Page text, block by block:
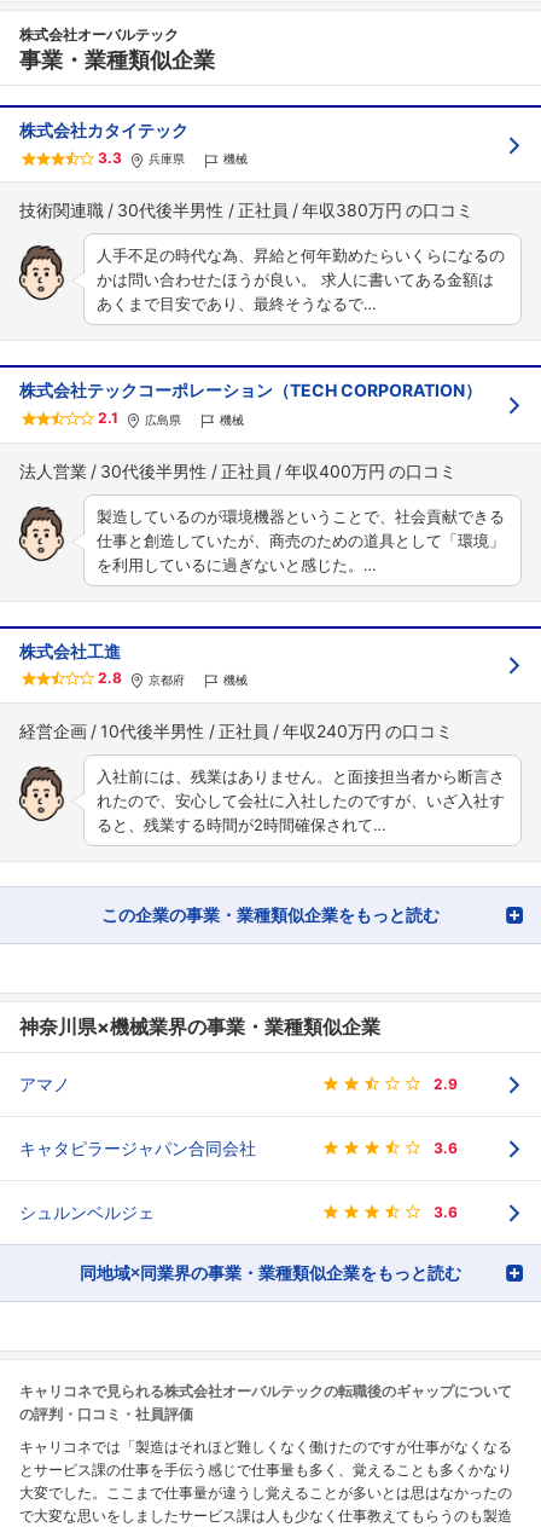
株式会社オーバルテック
事業・業種類似企業
株式会社カタイテック
3.3 兵庫県 機械
技術関連職 30代後半男性 正社員 年収380万円
人手不足の時代な為、昇給と何年勤めたらいくらになるの
かは問い合わせたほうが良い。 求人に書いてある金額は
あくまで目安であり、最終そうなるで…
株式会社テックコーポレーション（TECH CORPORATION）
2.1 広島県 機械
法人営業 30代後半男性 正社員 年収400万円
製造しているのが環境機器ということで、社会貢献できる
仕事と創造していたが、商売のための道具として「環境」
を利用しているに過ぎないと感じた。…
株式会社工進
2.8 京都府 機械
経営企画 10代後半男性 正社員 年収240万円
入社前には、残業はありません。と面接担当者から断言さ
れたので、安心して会社に入社したのですが、いざ入社す
ると、残業する時間が2時間確保されて…
この企業の事業・業種類似企業をもっと読む
神奈川県×機械業界の事業・業種類似企業
アマノ 2.9
キャタピラージャパン合同会社 3.6
シュルンベルジェ 3.6
同地域×同業界の事業・業種類似企業をもっと読む
キャリコネで見られる株式会社オーバルテックの転職後のギャップについて
の評判・口コミ・社員評価
キャリコネでは「製造はそれほど難しくなく働けたのですが仕事がなくなる
とサービス課の仕事を手伝う感じで仕事量も多く、覚えることも多くかなり
大変でした。ここまで仕事量が違うし覚えることが多いとは思はなかったの
で大変な思いをしましたサービス課は人も少なく仕事教えてもらうのも製造